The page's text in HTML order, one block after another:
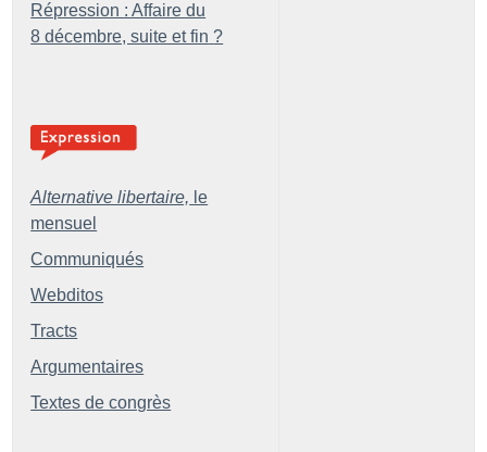
Répression : Affaire du
8 décembre, suite et fin ?
Alternative libertaire, le
mensuel
Communiqués
Webditos
Tracts
Argumentaires
Textes de congrès